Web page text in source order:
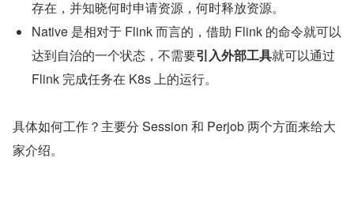
存在，并知晓何时申请资源，何时释放资源。
Native 是相对于 Flink 而言的，借助 Flink 的命令就可以
达到自治的一个状态，不需要引入外部工具就可以通过
Flink 完成任务在 K8s 上的运行。
具体如何工作？主要分 Session 和 Perjob 两个方面来给大
家介绍。